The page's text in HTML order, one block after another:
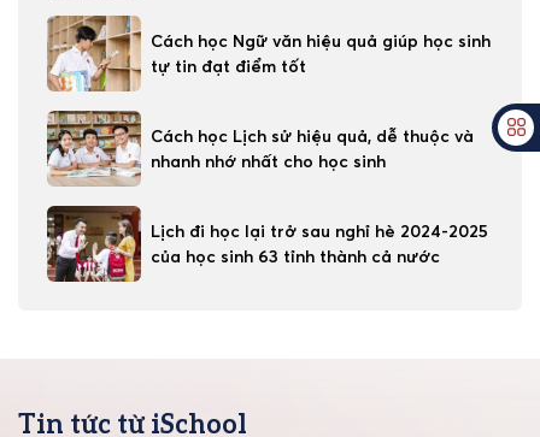
Cách học Ngữ văn hiệu quả giúp học sinh
tự tin đạt điểm tốt
Cách học Lịch sử hiệu quả, dễ thuộc và
nhanh nhớ nhất cho học sinh
Lịch đi học lại trở sau nghỉ hè 2024-2025
của học sinh 63 tỉnh thành cả nước
Tin tức từ iSchool